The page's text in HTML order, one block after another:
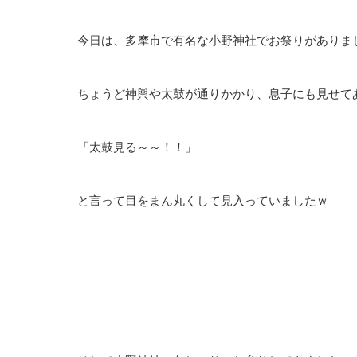
今日は、多摩市で有名な小野神社でお祭りがありま
ちょうど神輿や太鼓が通りかかり、息子にも見せて
「太鼓見る～～！！」
と言って目をまん丸くして見入っていましたｗ